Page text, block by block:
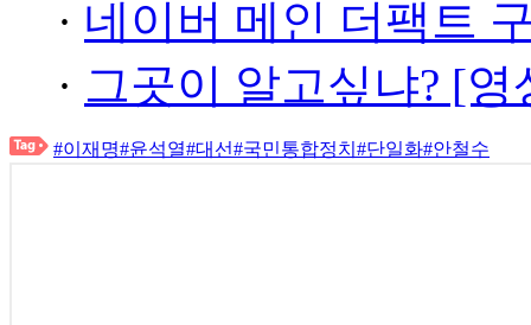
· 네이버 메인 더팩트
· 그곳이 알고싶냐? [
#이재명#윤석열#대선#국민통합정치 #단일화#안철수